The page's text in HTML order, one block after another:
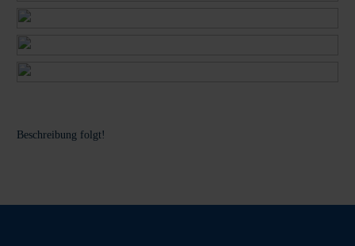
Beschreibung folgt!